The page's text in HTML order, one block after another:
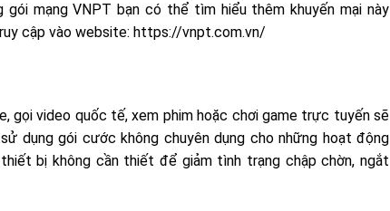
mạng VNPT bạn có thể tìm hiểu thêm khuyến mại này
cập vào website: https://vnpt.com.vn/
gọi video quốc tế, xem phim hoặc chơi game trực tuyến sẽ
dụng gói cước không chuyên dụng cho những hoạt động
bị không cần thiết để giảm tình trạng chập chờn, ngắt